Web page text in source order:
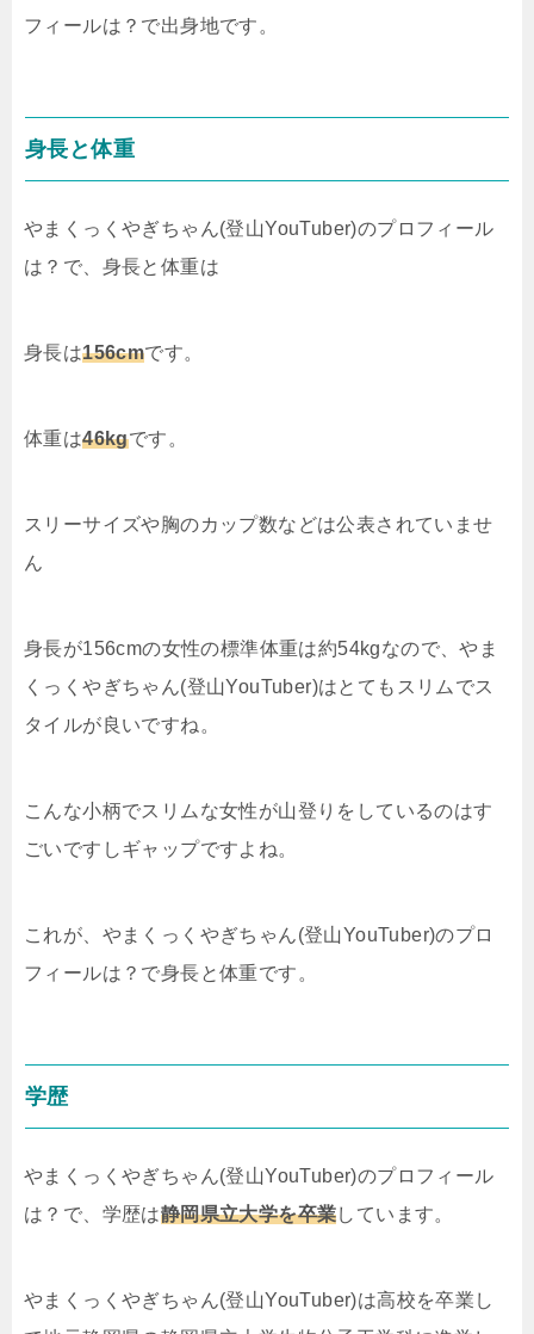
フィールは？で出身地です。
身長と体重
やまくっくやぎちゃん(登山YouTuber)のプロフィール
は？で、身長と体重は
身長は156cmです。
体重は46kgです。
スリーサイズや胸のカップ数などは公表されていませ
ん
身長が156cmの女性の標準体重は約54kgなので、やま
くっくやぎちゃん(登山YouTuber)はとてもスリムでス
タイルが良いですね。
こんな小柄でスリムな女性が山登りをしているのはす
ごいですしギャップですよね。
これが、やまくっくやぎちゃん(登山YouTuber)のプロ
フィールは？で身長と体重です。
学歴
やまくっくやぎちゃん(登山YouTuber)のプロフィール
は？で、学歴は静岡県立大学を卒業しています。
やまくっくやぎちゃん(登山YouTuber)は高校を卒業し